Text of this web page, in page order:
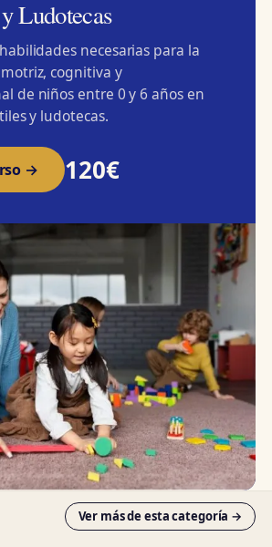
Ludotecas
necesarias para la
cognitiva y
de niños entre 0 y 6 años en
y ludotecas.
→ 120€
Ver más de esta categoría →